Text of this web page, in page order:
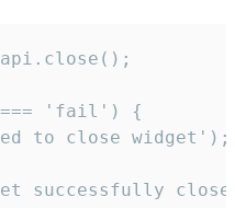
=== 'fail') {
to close widget');
successfully